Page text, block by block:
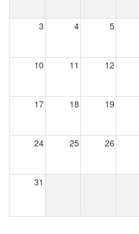
3 4 5
10 11 12
17 18 19
24 25 26
31